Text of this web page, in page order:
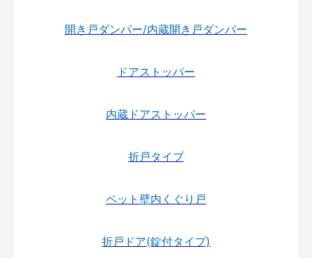
開き戸ダンパー/内蔵開き戸ダンパー
ドアストッパー
内蔵ドアストッパー
折戸タイプ
ペット壁内くぐり戸
折戸ドア(錠付タイプ)